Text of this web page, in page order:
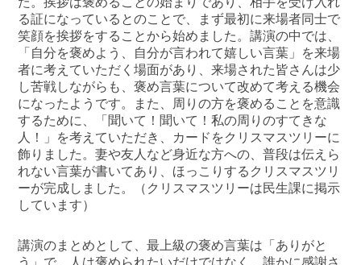
る証になっているとのことで、まず最初に来場者同士で
笑顔を挨拶をすることから始めました。講演の中では、
「自分を褒めよう、自分が言われて嬉しい言葉」を来場
者に考えていただく場面があり、来場された皆さんは少
し苦戦しながらも、褒め言葉について改めて考える機会
になったようです。また、周りの方を褒めることを意識
するために、「聞いて！聞いて！私の周りのすてきな
人！」を考えていただき、カードをクリスマスツリーに
飾りました。妻や友人など身近な方への、普段は伝えら
れない言葉が書いてあり、ほっこりするクリスマスツリ
ーが完成しました。（クリスマスツリーは民生課に掲示
しています）
講演のまとめとして、最上級の褒め言葉は「ありがと
う」で、人は褒められたいだけではなく、誰かに感謝さ